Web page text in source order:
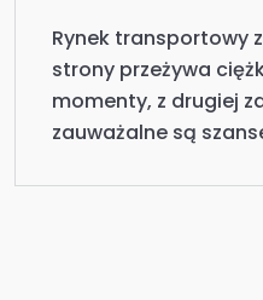
Rynek transportowy
strony przeżywa
momenty, z drugiej
zauważalne są